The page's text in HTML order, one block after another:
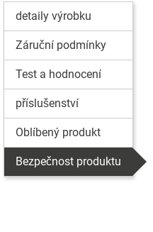
detaily výrobku
Záruční podmínky
Test a hodnocení
příslušenství
Oblíbený produkt
Bezpečnost produktu